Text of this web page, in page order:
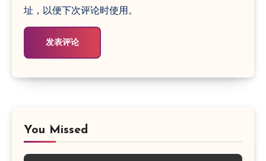
址，以便下次评论时使用。
You Missed